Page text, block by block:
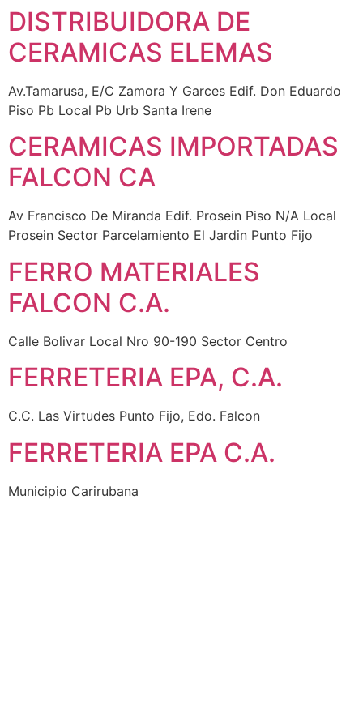
DISTRIBUIDORA DE
CERAMICAS ELEMAS
Av.Tamarusa, E/C Zamora Y Garces Edif. Don Eduardo
Piso Pb Local Pb Urb Santa Irene
CERAMICAS IMPORTADAS
FALCON CA
Av Francisco De Miranda Edif. Prosein Piso N/A Local
Prosein Sector Parcelamiento El Jardin Punto Fijo
FERRO MATERIALES
FALCON C.A.
Calle Bolivar Local Nro 90-190 Sector Centro
FERRETERIA EPA, C.A.
C.C. Las Virtudes Punto Fijo, Edo. Falcon
FERRETERIA EPA C.A.
Municipio Carirubana